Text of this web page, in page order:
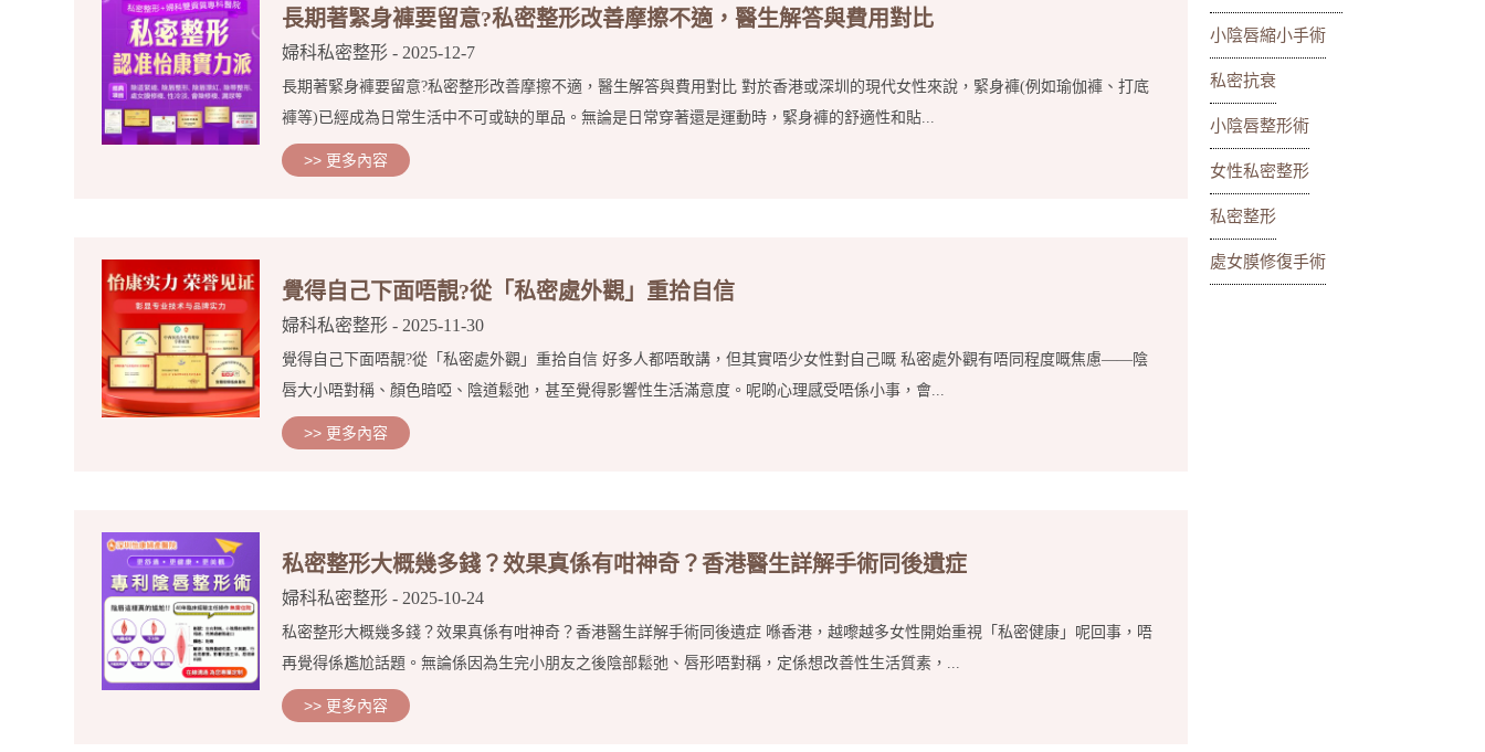
長期著緊身褲要留意?私密整形改善摩擦不適，醫生解答與費用對比
婦科私密整形- 2025-12-7
長期著緊身褲要留意?私密整形改善摩擦不適，醫生解答與費用對比 對於香港或深圳的現代女性來說，緊身褲(例如瑜伽褲、打底
褲等)已經成為日常生活中不可或缺的單品。無論是日常穿著還是運動時，緊身褲的舒適性和貼...
>> 更多內容
覺得自己下面唔靚?從「私密處外觀」重拾自信
婦科私密整形- 2025-11-30
覺得自己下面唔靚?從「私密處外觀」重拾自信 好多人都唔敢講，但其實唔少女性對自己嘅 私密處外觀有唔同程度嘅焦慮——陰
唇大小唔對稱、顏色暗啞、陰道鬆弛，甚至覺得影響性生活滿意度。呢啲心理感受唔係小事，會...
>> 更多內容
私密整形大概幾多錢？效果真係有咁神奇？香港醫生詳解手術同後遺症
婦科私密整形- 2025-10-24
私密整形大概幾多錢？效果真係有咁神奇？香港醫生詳解手術同後遺症 喺香港，越嚟越多女性開始重視「私密健康」呢回事，唔
再覺得係尷尬話題。無論係因為生完小朋友之後陰部鬆弛、唇形唔對稱，定係想改善性生活質素，...
>> 更多內容
小陰唇縮小手術
私密抗衰
小陰唇整形術
女性私密整形
私密整形
處女膜修復手術